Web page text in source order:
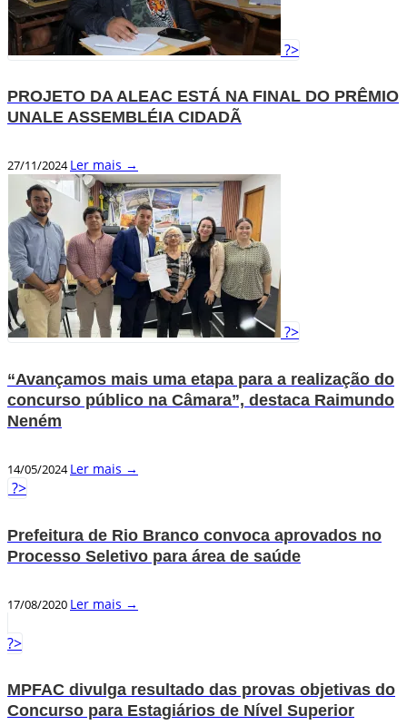
?>
PROJETO DA ALEAC ESTÁ NA FINAL DO PRÊMIO
UNALE ASSEMBLÉIA CIDADÃ
27/11/2024Ler mais →
?>
“Avançamos mais uma etapa para a realização do
concurso público na Câmara”, destaca Raimundo
Neném
14/05/2024Ler mais →
?>
Prefeitura de Rio Branco convoca aprovados no
Processo Seletivo para área de saúde
17/08/2020 Ler mais →
?>
MPFAC divulga resultado das provas objetivas do
Concurso para Estagiários de Nível Superior